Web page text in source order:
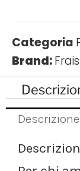
Categoria
Brand:
Descrizione